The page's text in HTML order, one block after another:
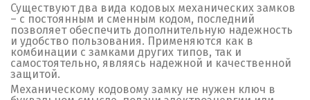
Существуют два вида кодовых механических замков
– с постоянным и сменным кодом, последний
позволяет обеспечить дополнительную надежность
и удобство пользования. Применяются как в
комбинации с замками других типов, так и
самостоятельно, являясь надежной и качественной
защитой.
Механическому кодовому замку не нужен ключ в